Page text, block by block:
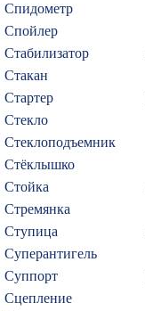
Спидометр
Спойлер
Стабилизатор
Стакан
Стартер
Стекло
Стеклоподъемник
Стёклышко
Стойка
Стремянка
Ступица
Суперантигель
Суппорт
Сцепление